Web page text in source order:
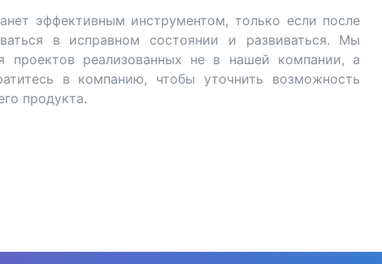
эффективным инструментом, только если после
в исправном состоянии и развиваться. Мы
проектов реализованных не в нашей компании, а
в компанию, чтобы уточнить возможность
продукта.